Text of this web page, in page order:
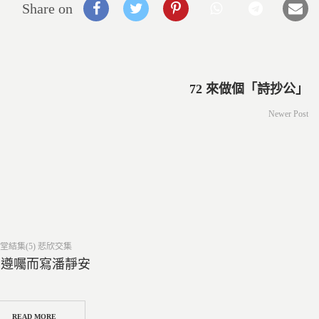
Share on
72 來做個「詩抄公」
Newer Post
結集(5) 悲欣交集
囑而寫潘靜安
READ MORE